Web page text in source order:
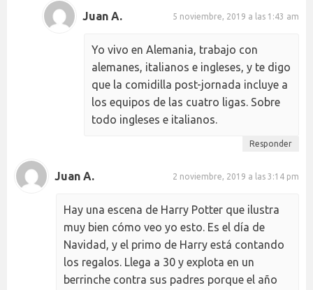
Juan A. 5 noviembre, 2019 a las 1:43 am
Yo vivo en Alemania, trabajo con
alemanes, italianos e ingleses, y te digo
que la comidilla post-jornada incluye a
los equipos de las cuatro ligas. Sobre
todo ingleses e italianos.
Responder
Juan A. 2 noviembre, 2019 a las 3:14 pm
Hay una escena de Harry Potter que ilustra
muy bien cómo veo yo esto. Es el día de
Navidad, y el primo de Harry está contando
los regalos. Llega a 30 y explota en un
berrinche contra sus padres porque el año